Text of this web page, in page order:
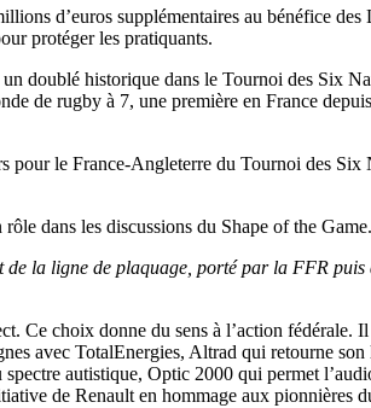
d’euros supplémentaires au bénéfice
protéger les pratiquants.
doublé historique dans le Tournoi des Six
de rugby à 7, une première en France
pour le France-Angleterre du Tournoi des
dans les discussions du Shape of the Game.
la ligne de plaquage, porté par la FFR
Ce choix donne du sens à l’action fédérale.
avec TotalEnergies, Altrad qui retourne
autistique, Optic 2000 qui permet
de Renault en hommage aux pionnières